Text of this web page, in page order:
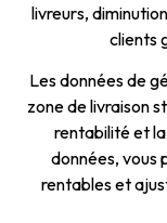
livreurs,
clients
Les données de
zone de livraison
rentabilité et
données, vous
rentables et